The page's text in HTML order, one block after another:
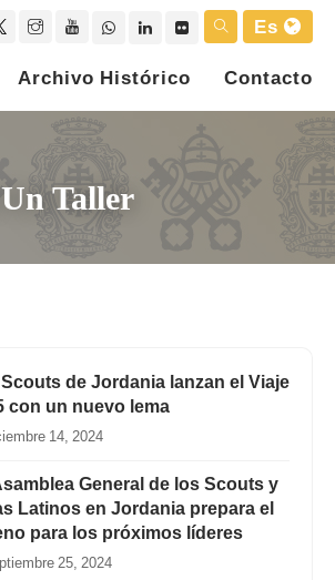
Es
Archivo Histórico Contacto
Taller
de Jordania lanzan el Viaje
con un nuevo lema
14, 2024
General de los Scouts y
Latinos en Jordania prepara el
para los próximos líderes
25, 2024